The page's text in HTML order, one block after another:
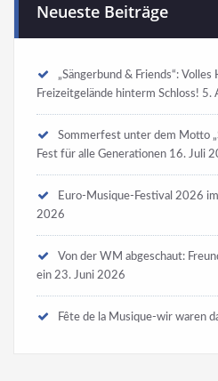
Neueste Beiträge
„Sängerbund & Friends“:
Freizeitgelände hinterm Schloss! 5.
Sommerfest unter dem Motto
Fest für alle Generationen 16. Juli
Euro-Musique-Festival 2026
2026
Von der WM abgeschaut:
ein 23. Juni 2026
Fête de la Musique-wir waren